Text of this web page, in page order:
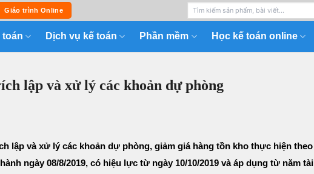
Giáo trình Online
toán Dịch vụ kế toán Phần mềm Học kế toán online
lập và xử lý các khoản dự phòng
lập và xử lý các khoản dự phòng, giảm giá hàng tồn kho thực hiện theo
ngày 08/8/2019, có hiệu lực từ ngày 10/10/2019 và áp dụng từ năm tài